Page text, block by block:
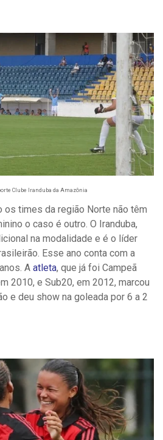
Clube Iranduba da Amazônia
os times da região Norte não têm
o caso é outro. O Iranduba,
na modalidade e é o líder
Esse ano conta com a
A atleta, que já foi Campeã
2010, e Sub20, em 2012, marcou
e deu show na goleada por 6 a 2